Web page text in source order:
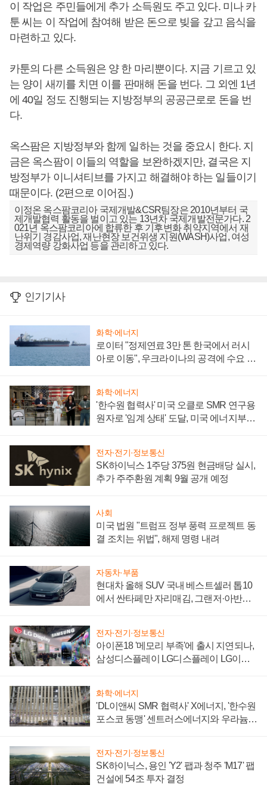
이 작업은 주민들에게 추가 소득원도 주고 있다. 미나 카
툰 씨는 이 작업에 참여해 받은 돈으로 빚을 갚고 음식을
마련하고 있다.
카툰의 다른 소득원은 양 한 마리뿐이다. 지금 기르고 있
는 양이 새끼를 치면 이를 판매해 돈을 번다. 그 외엔 1년
에 40일 정도 진행되는 지방정부의 공공근로로 돈을 번
다.
옥스팜은 지방정부와 함께 일하는 것을 중요시 한다. 지
금은 옥스팜이 이들의 역할을 보완하겠지만, 결국은 지
방정부가 이니셔티브를 가지고 해결해야 하는 일들이기
때문이다. (2편으로 이어짐.)
이정온 옥스팜코리아 국제개발&CSR팀장은 2010년부터 국
제개발협력 활동을 벌이고 있는 13년차 국제개발전문가다. 2
021년 옥스팜코리아에 합류한 후 기후변화 취약지역에서 재
난위기 경감사업, 재난현장 보건위생 지원(WASH)사업, 여성
경제역량 강화사업 등을 관리하고 있다.
인기기사
화학·에너지
로이터 "정제연료 3만 톤 한국에서 러시
아로 이동", 우크라이나의 공격에 수요 늘
화학·에너지
'한수원 협력사' 미국 오클로 SMR 연구용
원자로 '임계 상태' 도달, 미국 에너지부
전자·전기·정보통신
SK하이닉스 1주당 375원 현금배당 실시,
추가 주주환원 계획 9월 공개 예정
사회
미국 법원 "트럼프 정부 풍력 프로젝트 동
결 조치는 위법", 해제 명령 내려
자동차·부품
현대차 올해 SUV 국내 베스트셀러 톱10
에서 싼타페만 자리매김, 그랜저·아반떼
전자·전기·정보통신
아이폰18 '메모리 부족'에 출시 지연되나,
삼성디스플레이 LG디스플레이 LG이노
화학·에너지
'DL이앤씨 SMR 협력사' X에너지, '한수원
포스코 동맹' 센트러스에너지와 우라늄
전자·전기·정보통신
SK하이닉스, 용인 'Y2' 팹과 청주 'M17' 팹
건설에 54조 투자 결정